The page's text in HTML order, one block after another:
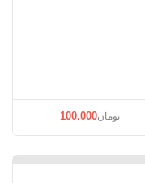
تومان100.000